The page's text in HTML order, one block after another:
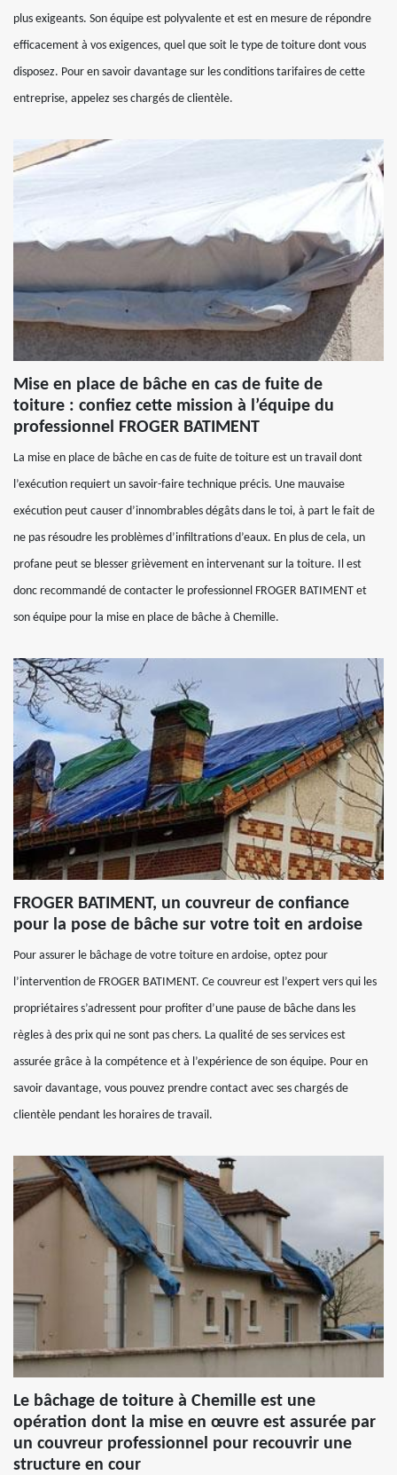
plus exigeants. Son équipe est polyvalente et est en mesure de répondre
efficacement à vos exigences, quel que soit le type de toiture dont vous
disposez. Pour en savoir davantage sur les conditions tarifaires de cette
entreprise, appelez ses chargés de clientèle.
Mise en place de bâche en cas de fuite de
toiture : confiez cette mission à l’équipe du
professionnel FROGER BATIMENT
La mise en place de bâche en cas de fuite de toiture est un travail dont
l’exécution requiert un savoir-faire technique précis. Une mauvaise
exécution peut causer d’innombrables dégâts dans le toi, à part le fait de
ne pas résoudre les problèmes d’infiltrations d’eaux. En plus de cela, un
profane peut se blesser grièvement en intervenant sur la toiture. Il est
donc recommandé de contacter le professionnel FROGER BATIMENT et
son équipe pour la mise en place de bâche à Chemille.
FROGER BATIMENT, un couvreur de confiance
pour la pose de bâche sur votre toit en ardoise
Pour assurer le bâchage de votre toiture en ardoise, optez pour
l’intervention de FROGER BATIMENT. Ce couvreur est l’expert vers qui les
propriétaires s’adressent pour profiter d’une pause de bâche dans les
règles à des prix qui ne sont pas chers. La qualité de ses services est
assurée grâce à la compétence et à l’expérience de son équipe. Pour en
savoir davantage, vous pouvez prendre contact avec ses chargés de
clientèle pendant les horaires de travail.
Le bâchage de toiture à Chemille est une
opération dont la mise en œuvre est assurée par
un couvreur professionnel pour recouvrir une
structure en cour